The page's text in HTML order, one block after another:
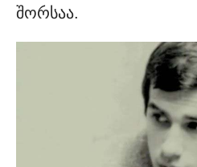
შორსაა.